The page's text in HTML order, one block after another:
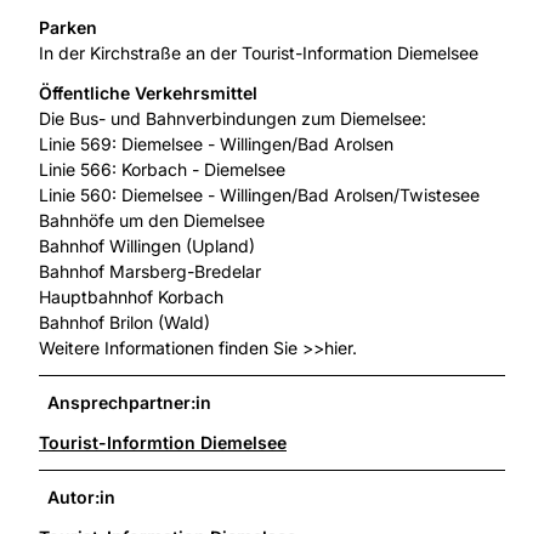
Parken
In der Kirchstraße an der Tourist-Information Diemelsee
Öffentliche Verkehrsmittel
Die Bus- und Bahnverbindungen zum Diemelsee:
Linie 569: Diemelsee - Willingen/Bad Arolsen
Linie 566: Korbach - Diemelsee
Linie 560: Diemelsee - Willingen/Bad Arolsen/Twistesee
Bahnhöfe um den Diemelsee
Bahnhof Willingen (Upland)
Bahnhof Marsberg-Bredelar
Hauptbahnhof Korbach
Bahnhof Brilon (Wald)
Weitere Informationen finden Sie >>hier.
Ansprechpartner:in
Tourist-Informtion Diemelsee
Autor:in